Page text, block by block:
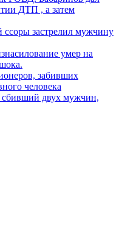
ДТП , а затем
застрелил мужчину
умер на
забивших
человека
сбивший двух мужчин,